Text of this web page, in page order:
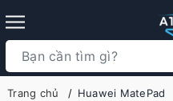
Trang chủ Huawei MatePad